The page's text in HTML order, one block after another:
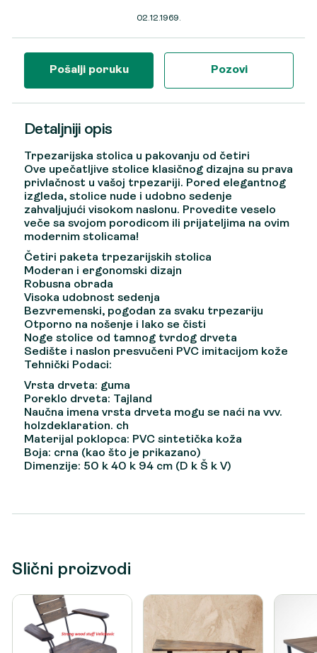
02.12.1969.
Pošalji poruku Pozovi
Detaljniji opis
Trpezarijska stolica u pakovanju od četiri
Ove upečatljive stolice klasičnog dizajna su prava
privlačnost u vašoj trpezariji. Pored elegantnog
izgleda, stolice nude i udobno sedenje
zahvaljujući visokom naslonu. Provedite veselo
veče sa svojom porodicom ili prijateljima na ovim
modernim stolicama!
Četiri paketa trpezarijskih stolica
Moderan i ergonomski dizajn
Robusna obrada
Visoka udobnost sedenja
Bezvremenski, pogodan za svaku trpezariju
Otporno na nošenje i lako se čisti
Noge stolice od tamnog tvrdog drveta
Sedište i naslon presvučeni PVC imitacijom kože
Tehnički Podaci:
Vrsta drveta: guma
Poreklo drveta: Tajland
Naučna imena vrsta drveta mogu se naći na vvv.
holzdeklaration. ch
Materijal poklopca: PVC sintetička koža
Boja: crna (kao što je prikazano)
Dimenzije: 50 k 40 k 94 cm (D k Š k V)
Slični proizvodi